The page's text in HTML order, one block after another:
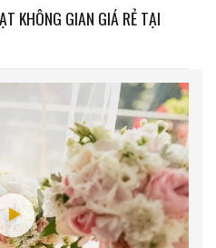
KHÔNG GIAN GIÁ RẺ TẠI